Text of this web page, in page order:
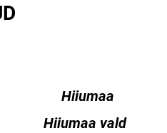
Hiiumaa
vald